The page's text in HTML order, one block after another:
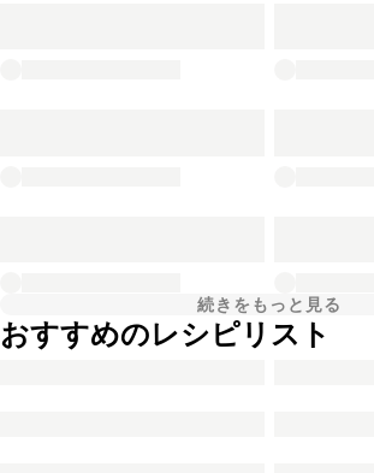
続きをもっと見る
おすすめのレシピリスト